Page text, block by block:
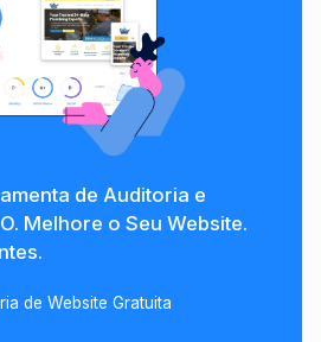
de Auditoria e
Melhore o Seu Website.
de Website Gratuita